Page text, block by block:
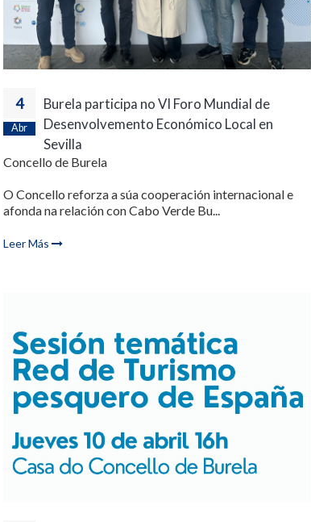
4
Abr
Burela participa no VI Foro Mundial de
Desenvolvemento Económico Local en
Sevilla
Concello de Burela
O Concello reforza a súa cooperación internacional e
afonda na relación con Cabo Verde Bu...
Leer Más